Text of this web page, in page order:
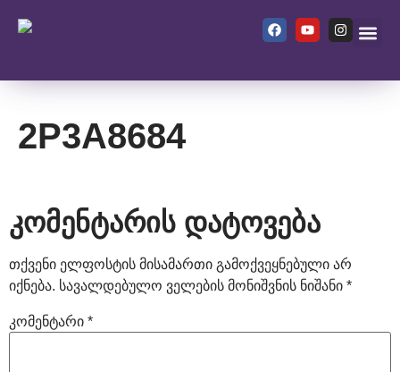
2P3A8684
კომენტარის დატოვება
თქვენი ელფოსტის მისამართი გამოქვეყნებული არ
იქნება. სავალდებულო ველების მონიშვნის ნიშანი *
კომენტარი *